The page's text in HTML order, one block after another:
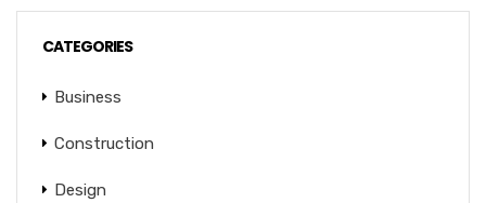
CATEGORIES
Business
Construction
Design